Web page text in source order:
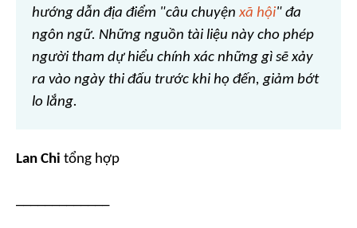
hướng dẫn địa điểm "câu chuyệnxã hội" đa
ngôn ngữ. Những nguồn tài liệu này cho phép
người tham dự hiểu chính xác những gì sẽ xảy
ra vào ngày thi đấu trước khi họ đến, giảm bớt
lo lắng.
Lan Chi tổng hợp